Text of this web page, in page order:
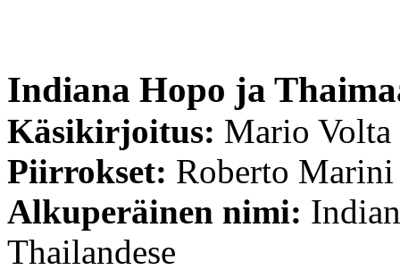
Indiana Hopo ja
Käsikirjoitus: Mario Volta
Piirrokset: Roberto Marini
Alkuperäinen nimi:
Thailandese